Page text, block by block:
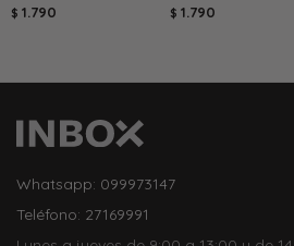
$ 1.790 $ 1.790
Whatsapp: 099973147
Teléfono: 27169991